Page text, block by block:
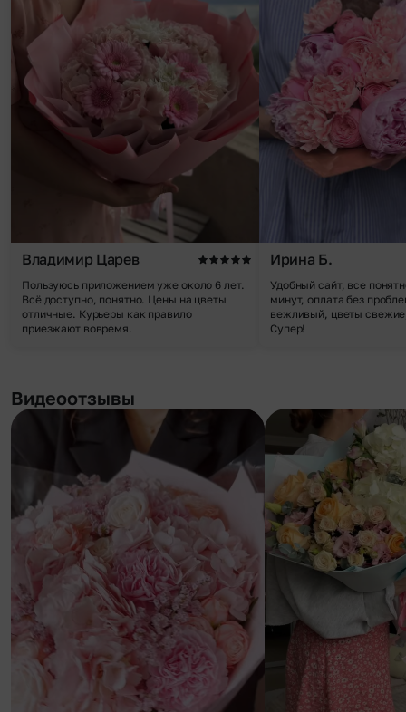
Владимир Царев
Пользуюсь приложением уже около 6 лет.
Всё доступно, понятно. Цены на цветы
отличные. Курьеры как правило
приезжают вовремя.
Ирина Б.
Удобный сайт, все
минут, оплата без
вежливый, цветы
Супер!
Видеоотзывы